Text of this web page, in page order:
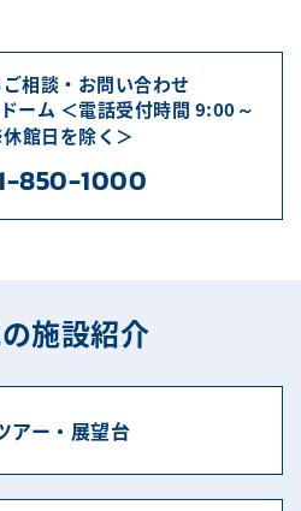
相談・お問い合わせ
ーム ＜電話受付時間 9:00～
館日を除く＞
850-1000
施設紹介
アー・展望台